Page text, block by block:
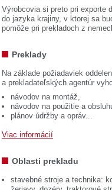
Výrobcovia si preto pri exporte
do jazyka krajiny, v ktorej sa
pomôže pri prekladoch z
Preklady
Na základe požiadaviek
a prekladateľských agentúr
návodov na montáž,
návodov na použitie a
plánov údržby a opráv...
Viac informácií
Oblasti prekladu
stavebné stroje a technika: